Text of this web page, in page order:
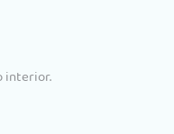
interior.